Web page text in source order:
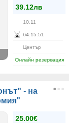
39.12лв
10.11
64:15:51
Център
Онлайн резервация
- на
25.00€